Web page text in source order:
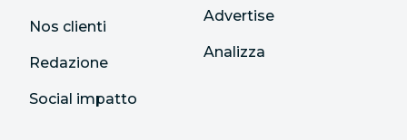
Nos clienti
Redazione
Social impatto
Advertise
Analizza